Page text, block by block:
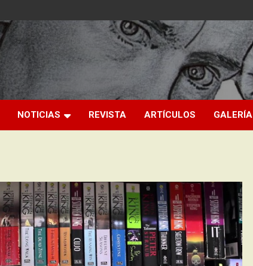
NOTICIAS REVISTA ARTÍCULOS GALERÍA